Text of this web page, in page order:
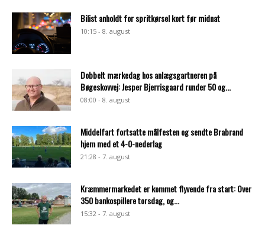
Bilist anholdt for spritkørsel kort før midnat
10:15 - 8. august
Dobbelt mærkedag hos anlægsgartneren på
Bøgeskovvej: Jesper Bjerrisgaard runder 50 og...
08:00 - 8. august
Middelfart fortsatte målfesten og sendte Brabrand
hjem med et 4-0-nederlag
21:28 - 7. august
Kræmmermarkedet er kommet flyvende fra start: Over
350 bankospillere torsdag, og...
15:32 - 7. august